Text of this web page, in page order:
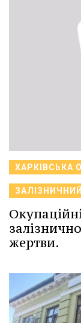
ХАРКІВСЬКА
жертви.